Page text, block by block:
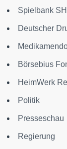
Spielbank
Deutscher
Börsebius
HeimWerk
Politik
Presseschau
Regierung